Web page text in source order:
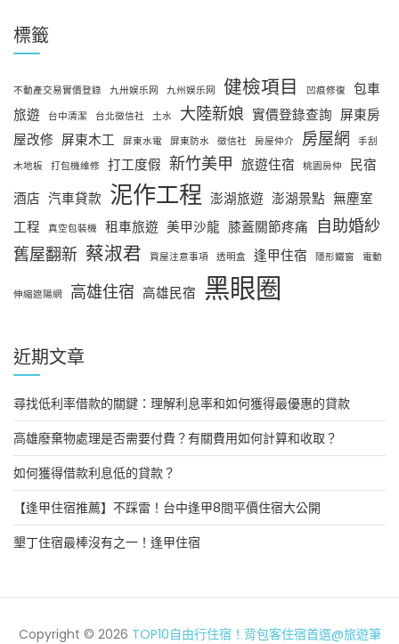
標籤
不動產交易實價登錄 九卅娱乐网 九州娱乐网 健檢項目 凹痕修復
包車
旅遊
台中清潔 台北徵信社 土水 大陸新娘 實價登錄查詢 屏東房
屋改修 屏東木工 屏東水電 屏東防水 徵信社 房屋仲介 房屋網
手刮
木地板
打包機維修 打工度假 新竹美甲 旅遊住宿 桃園房仲
民宿
酒店 汽車貸款 泥作工程 澎湖旅遊 澎湖景點 無塵室
工程
真空包裝機 租車旅遊 美甲沙龍 膝蓋關節疼痛
自助婚紗
舊屋翻新 蔡淑君 買屋注意事項 透明盒 逢甲住宿 隱形鐵窗 電動
伸縮遮陽網 高雄住宿 高雄民宿 黑眼圈
近期文章
尋找低利率借款的關鍵：理解利息率和如何獲得最優惠的貸款
高雄廢棄物處理是否需要付費？有關費用如何計算和收取？
如何獲得借款利息低的貸款？
【逢甲住宿推薦】不踩雷！台中逢甲8間平價住宿大公開
墾丁住宿最棒沒有之一！逢甲住宿
Copyright © 2026 TOP10自由行住宿！背包客住宿首選@旅遊筆